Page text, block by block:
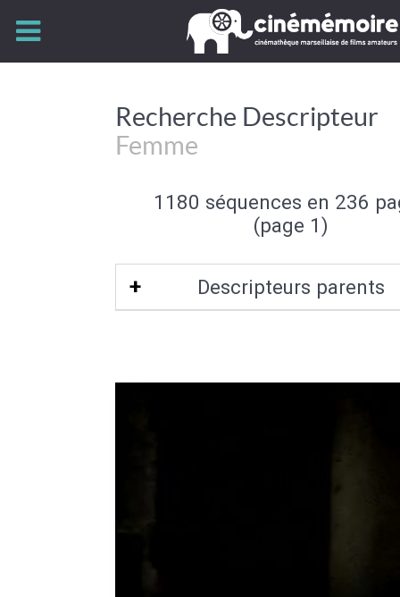
Recherche Descripteur
Femme
1180 séquences en 236
(page 1)
Descripteurs parents